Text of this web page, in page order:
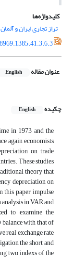
کلیدواژه‌ها
تراز تجاری ایران و آلمان
عنوان مقاله English
چکیده English
in 1973 and the
again economists
on trade
These studies
theory that
depreciation on
this paper, impulse
in VAR and
to examine the
balance with that of
real exchange rate
the short and
two indexs of the